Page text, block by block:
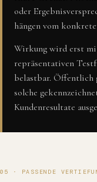
oder
hängen vom
Wirkung wird erst
repräsentativen
belastbar. Öffentlich
solche
Kundenresultate
05 · PASSENDE